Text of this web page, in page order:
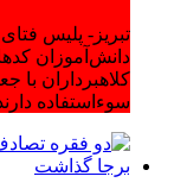
تبریز- پلیس
دانش‌آموزان
کلاهبرداران با
سوءاستفاده